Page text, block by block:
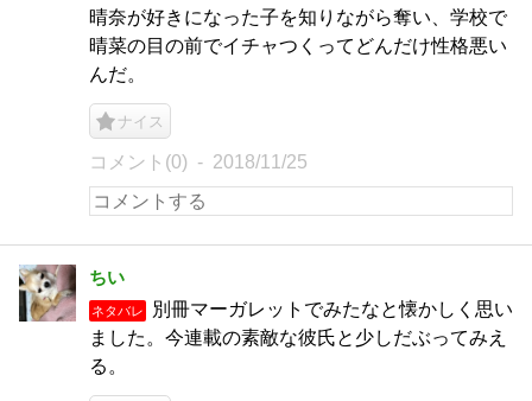
晴奈が好きになった子を知りながら奪い、学校で
晴菜の目の前でイチャつくってどんだけ性格悪い
んだ。
ナイス
コメント(0) 2018/11/25
ちい
ネタバレ
別冊マーガレットでみたなと懐かしく思い
ました。今連載の素敵な彼氏と少しだぶってみえ
る。